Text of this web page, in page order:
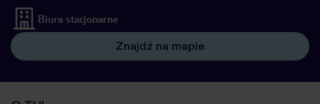
Biura stacjonarne
Znajdź na mapie